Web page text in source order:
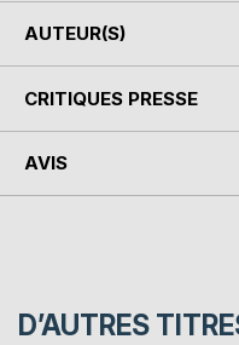
AUTEUR(S)
CRITIQUES PRESSE
AVIS
D’AUTRES